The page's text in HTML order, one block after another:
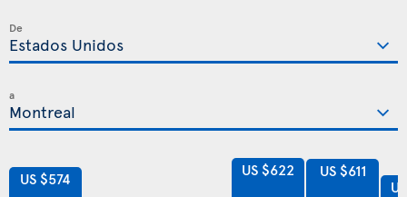
De
a
US $574 US $622 US $611